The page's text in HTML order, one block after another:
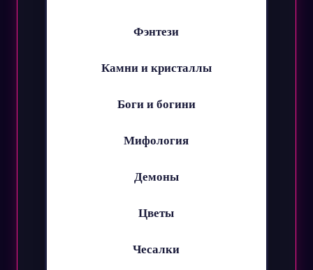
Фэнтези
Камни и кристаллы
Боги и богини
Мифология
Демоны
Цветы
Чесалки